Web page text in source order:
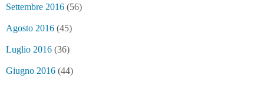
Settembre 2016 (56)
Agosto 2016 (45)
Luglio 2016 (36)
Giugno 2016 (44)